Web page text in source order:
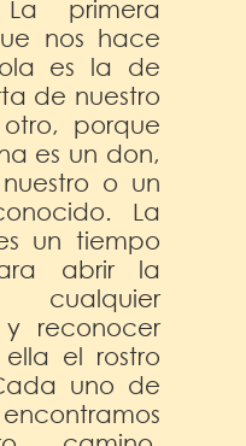
primera
nos hace
es la de
de nuestro
porque
es un don,
o un
La
un tiempo
abrir la
reconocer
el rostro
uno de